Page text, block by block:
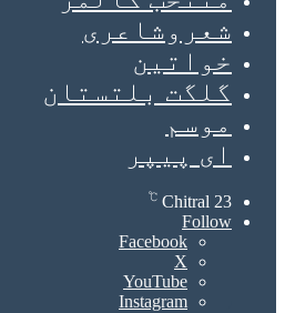
شعروشاعری
خواتین
گلگت بلتستان
موسم
ای پیپر
Chitral 23
℃
Follow
Facebook
X
YouTube
Instagram